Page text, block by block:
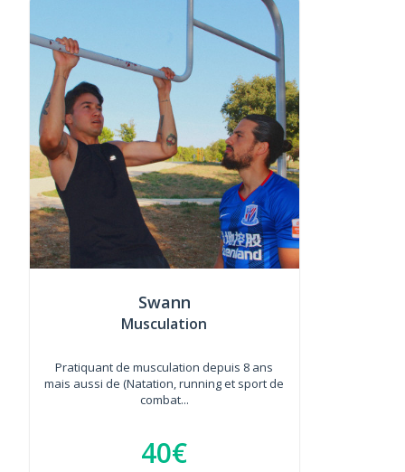
Swann
Musculation
Pratiquant de musculation depuis 8 ans
mais aussi de (Natation, running et sport de
combat...
40€